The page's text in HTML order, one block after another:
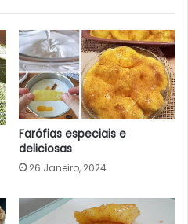
Farófias especiais e
deliciosas
26 Janeiro, 2024